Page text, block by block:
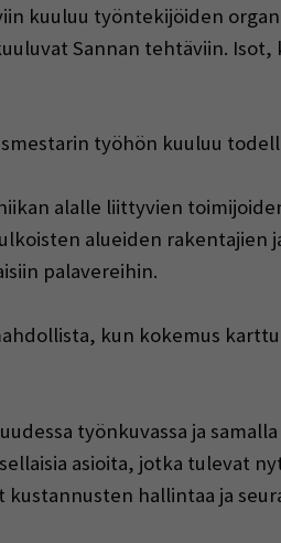
kuuluu työntekijöiden
Sannan tehtäviin.
työhön kuuluu
alalle liittyvien
alueiden rakentajien
palavereihin.
kun kokemus
työnkuvassa ja
asioita, jotka tulevat
kustannusten hallintaa ja